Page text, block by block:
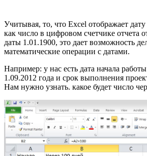
Учитывая, то, что Excel отображает дату
как число в цифровом счетчике отчета
даты 1.01.1900, это дает возможность
математические операции с датами.
Например: у нас есть дата начала
1.09.2012 года и срок выполнения
Нам нужно узнать. какое будет число